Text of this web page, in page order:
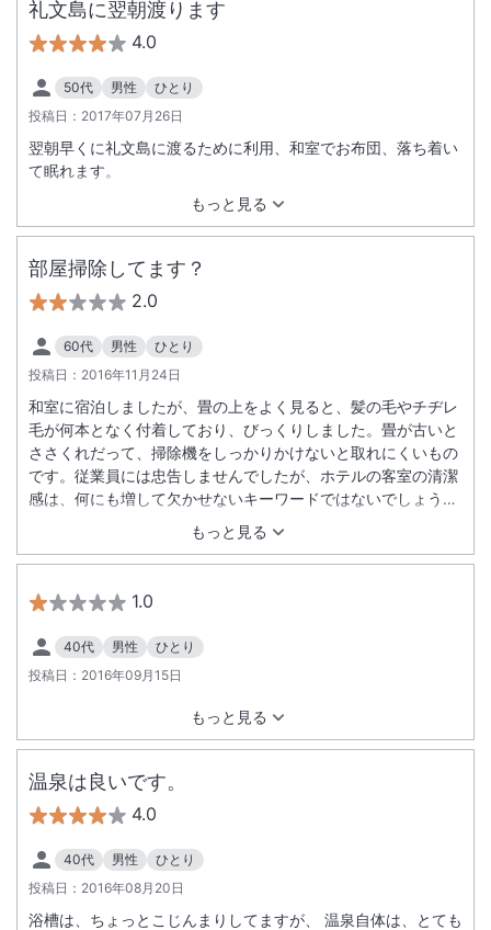
礼文島に翌朝渡ります
4.0
50代 男性
ひとり
投稿日： 2017年07月26日
もっと見る
翌朝早くに礼文島に渡るために利用、和室でお布団、落ち着い
て眠れます。
部屋掃除してます？
2.0
60代 男性
ひとり
投稿日： 2016年11月24日
もっと見る
和室に宿泊しましたが、畳の上をよく見ると、髪の毛やチヂレ
毛が何本となく付着しており、びっくりしました。畳が古いと
ささくれだって、掃除機をしっかりかけないと取れにくいもの
です。従業員には忠告しませんでしたが、ホテルの客室の清潔
感は、何にも増して欠かせないキーワードではないでしょう
1.0
40代 男性
ひとり
投稿日： 2016年09月15日
もっと見る
温泉は良いです。
4.0
40代 男性
ひとり
投稿日： 2016年08月20日
浴槽は、ちょっとこじんまりしてますが、 温泉自体は、とても